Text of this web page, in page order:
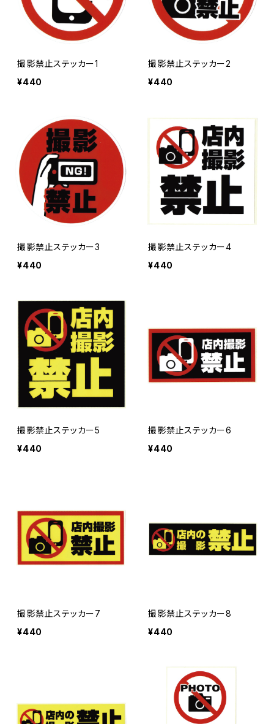
撮影禁止ステッカー1
¥440
撮影禁止ステッカー2
¥440
撮影禁止ステッカー3
¥440
撮影禁止ステッカー4
¥440
撮影禁止ステッカー5
¥440
撮影禁止ステッカー6
¥440
撮影禁止ステッカー7
¥440
撮影禁止ステッカー8
¥440